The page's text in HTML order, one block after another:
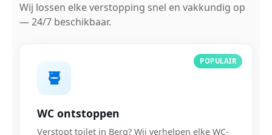
Wij lossen elke verstopping snel en vakkundig op
— 24/7 beschikbaar.
POPULAIR
WC ontstoppen
Verstopt toilet in Berg? Wij verhelpen elke WC-